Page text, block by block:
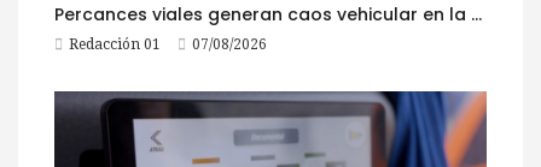
Percances viales generan caos vehicular en la ruta al Pacífico este viernes
Redacción 01 07/08/2026